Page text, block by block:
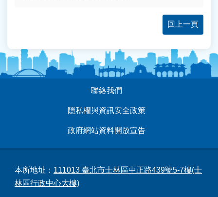
回上一頁
聯絡我們
隱私權與資訊安全政策
政府網站資料開放宣告
本所地址： 111013 臺北市士林區中正路439號5-7樓(士
林區行政中心大樓)